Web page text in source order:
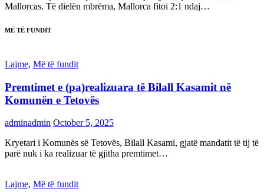
Mallorcas. Të dielën mbrëma, Mallorca fitoi 2:1 ndaj…
MË TË FUNDIT
Lajme, Më të fundit
Premtimet e (pa)realizuara të Bilall Kasamit në
Komunën e Tetovës
adminadmin October 5, 2025
Kryetari i Komunës së Tetovës, Bilall Kasami, gjatë mandatit të tij të
parë nuk i ka realizuar të gjitha premtimet…
Lajme, Më të fundit